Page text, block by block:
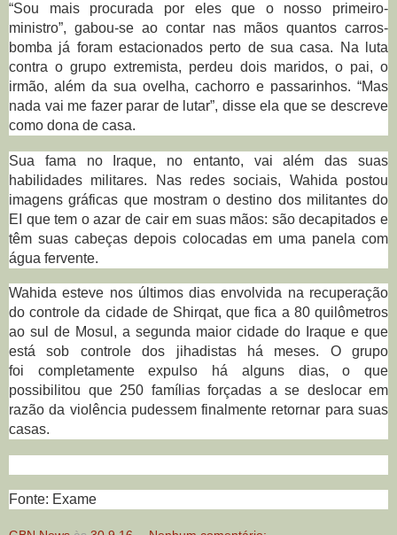
“Sou mais procurada por eles que o nosso primeiro-
ministro”, gabou-se ao contar nas mãos quantos carros-
bomba já foram estacionados perto de sua casa. Na luta
contra o grupo extremista, perdeu dois maridos, o pai, o
irmão, além da sua ovelha, cachorro e passarinhos. “Mas
nada vai me fazer parar de lutar”, disse ela que se descreve
como dona de casa.
Sua fama no Iraque, no entanto, vai além das suas
habilidades militares. Nas redes sociais, Wahida postou
imagens gráficas que mostram o destino dos militantes do
EI que tem o azar de cair em suas mãos: são decapitados e
têm suas cabeças depois colocadas em uma panela com
água fervente.
Wahida esteve nos últimos dias envolvida na recuperação
do controle da cidade de Shirqat, que fica a 80 quilômetros
ao sul de Mosul, a segunda maior cidade do Iraque e que
está sob controle dos jihadistas há meses. O grupo
foi completamente expulso há alguns dias, o que
possibilitou que 250 famílias forçadas a se deslocar em
razão da violência pudessem finalmente retornar para suas
casas.
Fonte: Exame